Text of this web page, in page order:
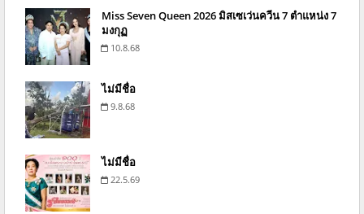
Miss Seven Queen 2026 มิสเซเว่นควีน 7 ตำแหน่ง 7
มงกุฏ
10.8.68
ไม่มีชื่อ
9.8.68
ไม่มีชื่อ
22.5.69